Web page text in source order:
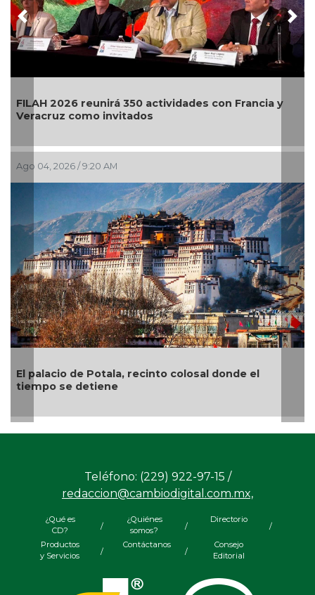
con Francia y
donde el
El primer Encuentro Internacional de
llega a Bellas Artes
Jul 29, 2026 / 9:54 AM
“El arte es como una tablita de
el pintor veracruzano Nahúm B. Zenil
Previous
Teléfono: (229) 922-97-15 /
redaccion@cambiodigital.com.mx,
¿Qué es
CD?
/
¿Quiénes
somos?
/
Directorio
/
Productos
y Servicios
/
Contáctanos
/
Consejo
Editorial